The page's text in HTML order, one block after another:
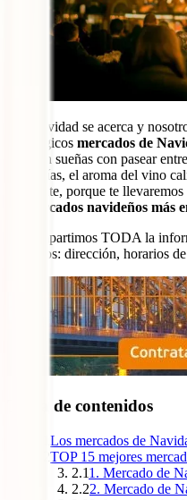
¡La Navidad se acerca y
los mágicos mercados de
también sueñas con pasear
artesanías, el aroma del vino
prepárate, porque te
15 mercados navideños más
Te compartimos TODA la
visitarlos: dirección, horarios
Tabla de contenidos
Los mercados de
TOP 15 mejores
2.11. Mercado de
2.22. Mercado de